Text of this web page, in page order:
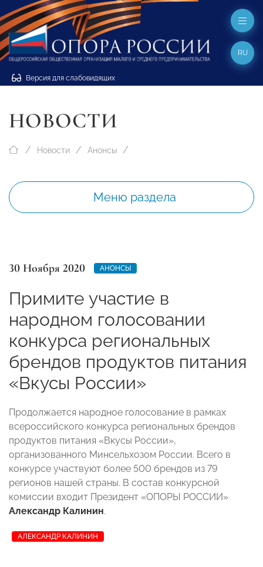
Версия для слабовидящих
RU
НОВОСТИ
Новости Анонсы
Меню раздела
30 Ноября 2020 АНОНСЫ
Примите участие в
народном голосовании
конкурса региональных
брендов продуктов питания
«Вкусы России»
Продолжается народное голосование в рамках
всероссийского конкурса региональных брендов
продуктов питания «Вкусы России»,
организованного Минсельхозом России. Всего в
конкурсе участвуют более 500 брендов из 79
регионов нашей страны. В состав конкурсной
комиссии входит Президент «ОПОРЫ РОССИИ»
Александр Калинин.
АЛЕКСАНДР КАЛИНИН